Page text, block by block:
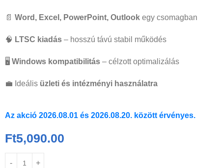
📄 Word, Excel, PowerPoint, Outlook egy csomagban
🧠 LTSC kiadás – hosszú távú stabil működés
🖥️ Windows kompatibilitás – célzott optimalizálás
💼 Ideális üzleti és intézményi használatra
Az akció 2026.08.01 és 2026.08.20. között érvényes.
Ft5,090.00